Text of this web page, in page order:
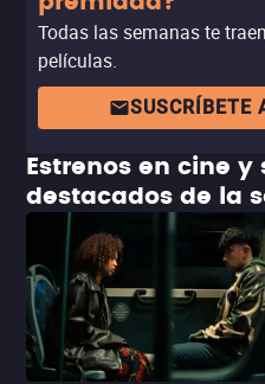
Todas las semanas te
películas.
SUSCRÍBETE
Estrenos en cine
destacados de la